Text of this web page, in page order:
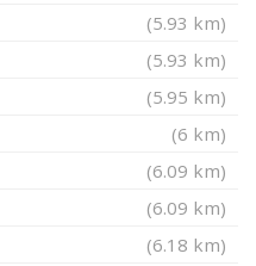
(5.93 km)
(5.93 km)
(5.95 km)
(6 km)
(6.09 km)
(6.09 km)
(6.18 km)